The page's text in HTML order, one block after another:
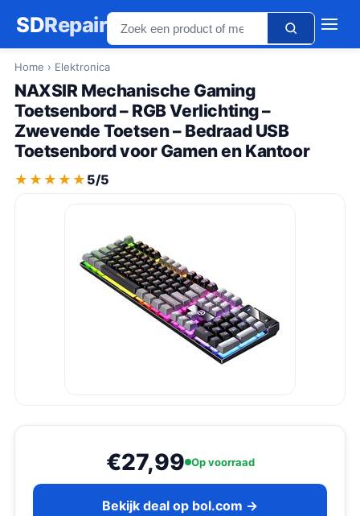
SDRepair
Home › Elektronica
NAXSIR Mechanische Gaming
Toetsenbord – RGB Verlichting –
Zwevende Toetsen – Bedraad USB
Toetsenbord voor Gamen en Kantoor
★★★★★
★★★★★ 5/5
€27,99 Op voorraad
Bekijk deal op bol.com →